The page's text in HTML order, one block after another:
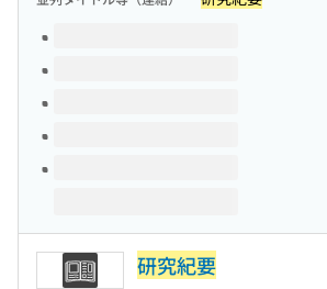
このタイトルの巻号
研究紀要